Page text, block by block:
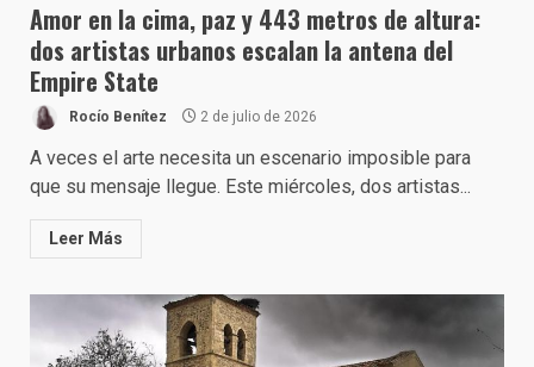
Amor en la cima, paz y 443 metros de altura:
dos artistas urbanos escalan la antena del
Empire State
Rocío Benítez 2 de julio de 2026
A veces el arte necesita un escenario imposible para
que su mensaje llegue. Este miércoles, dos artistas...
Leer Más